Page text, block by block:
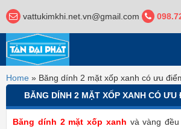
vattukimkhi.net.vn@gmail.com
DANH MỤC
Home » Băng dính 2 mặt xốp xanh có ưu
BĂNG DÍNH 2 MẶT XỐP XANH CÓ ƯU
Băng dính 2 mặt xốp xanh và vàng